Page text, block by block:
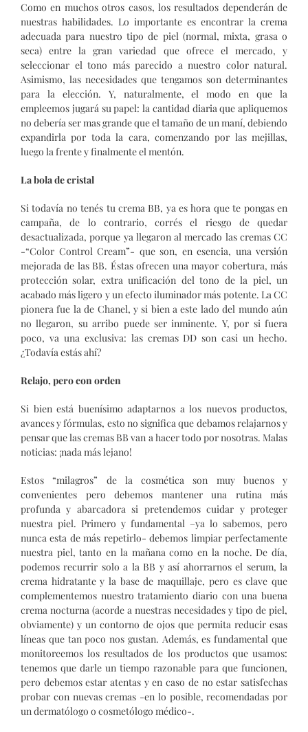
Como en muchos otros casos, los resultados dependerán de
nuestras habilidades. Lo importante es encontrar la crema
adecuada para nuestro tipo de piel (normal, mixta, grasa o
seca) entre la gran variedad que ofrece el mercado, y
seleccionar el tono más parecido a nuestro color natural.
Asimismo, las necesidades que tengamos son determinantes
para la elección. Y, naturalmente, el modo en que la
empleemos jugará su papel: la cantidad diaria que apliquemos
no debería ser mas grande que el tamaño de un maní, debiendo
expandirla por toda la cara, comenzando por las mejillas,
luego la frente y finalmente el mentón.
La bola de cristal
Si todavía no tenés tu crema BB, ya es hora que te pongas en
campaña, de lo contrario, corrés el riesgo de quedar
desactualizada, porque ya llegaron al mercado las cremas CC
-“Color Control Cream”- que son, en esencia, una versión
mejorada de las BB. Éstas ofrecen una mayor cobertura, más
protección solar, extra unificación del tono de la piel, un
acabado más ligero y un efecto iluminador más potente. La CC
pionera fue la de Chanel, y si bien a este lado del mundo aún
no llegaron, su arribo puede ser inminente. Y, por si fuera
poco, va una exclusiva: las cremas DD son casi un hecho.
¿Todavía estás ahí?
Relajo, pero con orden
Si bien está buenísimo adaptarnos a los nuevos productos,
avances y fórmulas, esto no significa que debamos relajarnos y
pensar que las cremas BB van a hacer todo por nosotras. Malas
noticias: ¡nada más lejano!
Estos “milagros” de la cosmética son muy buenos y
convenientes pero debemos mantener una rutina más
profunda y abarcadora si pretendemos cuidar y proteger
nuestra piel. Primero y fundamental –ya lo sabemos, pero
nunca esta de más repetirlo- debemos limpiar perfectamente
nuestra piel, tanto en la mañana como en la noche. De día,
podemos recurrir solo a la BB y así ahorrarnos el serum, la
crema hidratante y la base de maquillaje, pero es clave que
complementemos nuestro tratamiento diario con una buena
crema nocturna (acorde a nuestras necesidades y tipo de piel,
obviamente) y un contorno de ojos que permita reducir esas
líneas que tan poco nos gustan. Además, es fundamental que
monitoreemos los resultados de los productos que usamos:
tenemos que darle un tiempo razonable para que funcionen,
pero debemos estar atentas y en caso de no estar satisfechas
probar con nuevas cremas -en lo posible, recomendadas por
un dermatólogo o cosmetólogo médico-.